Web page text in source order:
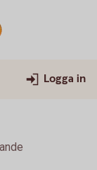
Logga in